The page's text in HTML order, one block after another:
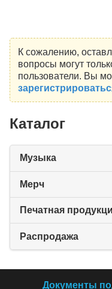
К сожалению,
вопросы могут
пользователи. Вы
Каталог
Музыка
Мерч
Печатная
Распродажа
Документы